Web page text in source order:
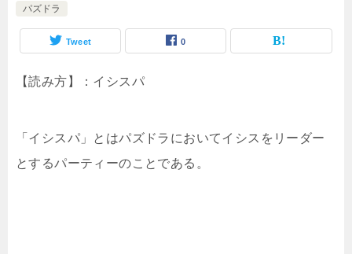
パズドラ
Tweet 0
【読み方】：イシスパ
「イシスパ」とはパズドラにおいてイシスをリーダー
とするパーティーのことである。